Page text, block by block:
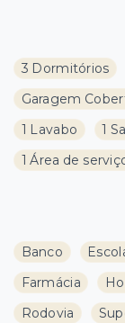
3 Dormitórios
Garagem
1 Lavabo
1
1 Área de
Banco
Farmácia
Rodovia